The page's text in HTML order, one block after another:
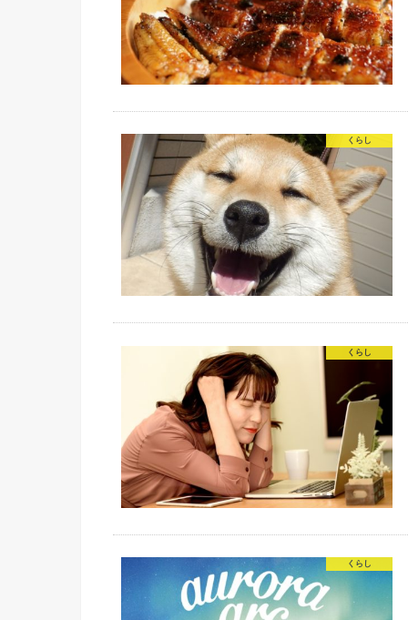
くらし
くらし
くらし